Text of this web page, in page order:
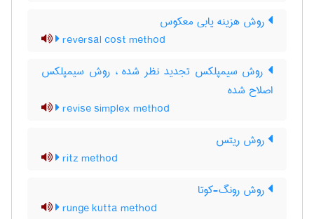
روش هزینه یابی معکوس
reversal cost method
روش سیمپلکس تجدید نظر شده ، روش سیمپلکس
اصلاح شده
revise simplex method
روش ریتس
ritz method
روش رونگ-کوتا
runge kutta method